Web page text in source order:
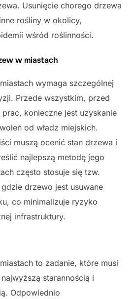
Usunięcie chorego drzewa
rośliny w okolicy,
wśród roślinności.
w miastach
wymaga szczególnej
Przede wszystkim, przed
konieczne jest uzyskanie
od władz miejskich.
muszą ocenić stan drzewa i
najlepszą metodę jego
często stosuje się tzw.
drzewo jest usuwane
co minimalizuje ryzyko
infrastruktury.
to zadanie, które musi
starannością i
Odpowiednio